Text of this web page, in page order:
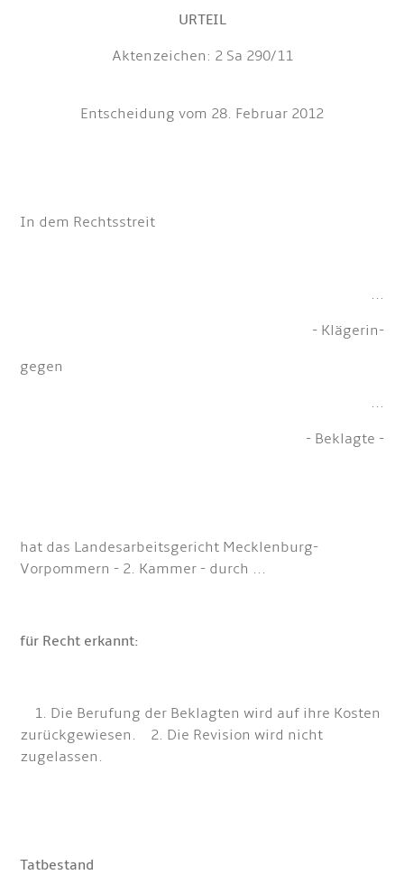
URTEIL
Aktenzeichen: 2 Sa 290/11
Entscheidung vom 28. Februar 2012
In dem Rechtsstreit
...
- Klägerin-
gegen
...
- Beklagte -
hat das Landesarbeitsgericht Mecklenburg-
Vorpommern - 2. Kammer - durch ...
für Recht erkannt:
1. Die Berufung der Beklagten wird auf ihre Kosten
zurückgewiesen. 2. Die Revision wird nicht
zugelassen.
Tatbestand